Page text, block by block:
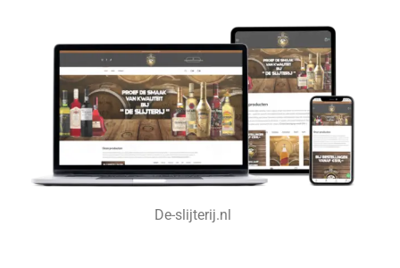
De-slijterij.nl